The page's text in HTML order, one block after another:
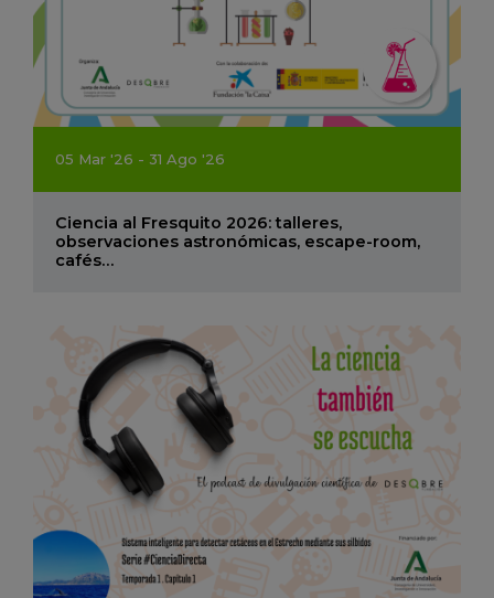
05 Mar '26 - 31 Ago '26
Ciencia al Fresquito 2026: talleres,
observaciones astronómicas, escape-room,
cafés…